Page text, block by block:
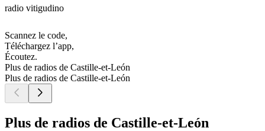
radio vitigudino
Scannez le code,
Téléchargez l’app,
Écoutez.
Plus de radios de Castille-et-León
Plus de radios de Castille-et-León
Plus de radios de Castille-et-León